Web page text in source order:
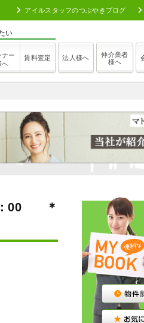
アイルスタッフのつぶやきブログ
い
ナー
へ
賃料査定 法人様へ
仲介業者
様へ
：00 ＊